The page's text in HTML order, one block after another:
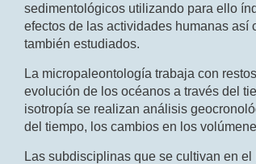
sedimentológicos utilizando para ello
efectos de las actividades humanas
también estudiados.
La micropaleontología trabaja con
evolución de los océanos a través del
isotropía se realizan análisis
del tiempo, los cambios en los
Las subdisciplinas que se cultivan en el